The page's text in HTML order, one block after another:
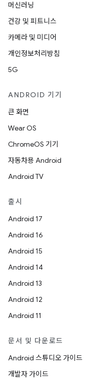
머신러닝
건강 및 피트니스
카메라 및 미디어
개인정보처리방침
5G
ANDROID 기기
큰 화면
Wear OS
ChromeOS 기기
자동차용 Android
Android TV
출시
Android 17
Android 16
Android 15
Android 14
Android 13
Android 12
Android 11
문서 및 다운로드
Android 스튜디오 가이드
개발자 가이드